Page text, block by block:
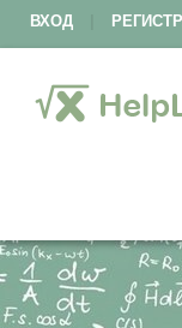
ВХОД